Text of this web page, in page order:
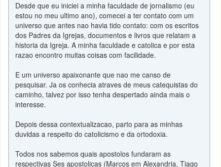
Desde que eu iniciei a minha faculdade de jornalismo (eu
estou no meu ultimo ano), comecei a ter contato com um
universo que antes nao havia tido contato: com os escritos
dos Padres da Igrejas, documentos e livros que relatam a
historia da Igreja. A minha faculdade e catolica e por esta
razao encontro muitas coisas com facilidade.
E um universo apaixonante que nao me canso de
pesquisar. Ja os conhecia atraves de meus catequistas do
caminho, talvez por isso tenha despertado ainda mais o
interesse.
Depois dessa contextualizacao, parto para as minhas
duvidas a respeito do catolicismo e da ortodoxia.
Todos nos sabemos quais apostolos fundaram as
respectivas Ses apostolicas (Marcos em Alexandria, Tiago